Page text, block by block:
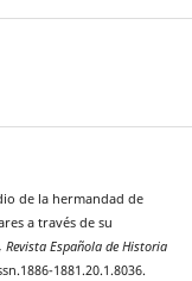
de la hermandad de
a través de su
Revista Española de Historia
1881.20.1.8036.